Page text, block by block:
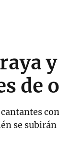
de
se subirán